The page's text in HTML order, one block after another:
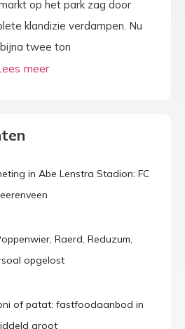
op het park zag door
klandizie verdampen. Nu
twee ton
in Abe Lenstra Stadion: FC
Raerd, Reduzum,
opgelost
of patat: fastfoodaanbod in
groot